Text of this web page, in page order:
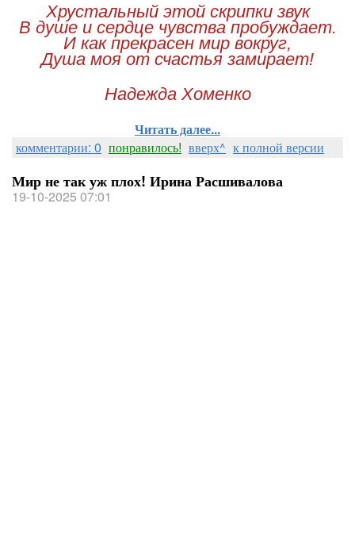
Хрустальный этой скрипки звук
В душе и сердце чувства пробуждает.
И как прекрасен мир вокруг,
Душа моя от счастья замирает!
Надежда Хоменко
Читать далее...
комментарии: 0 понравилось! вверх^ к полной версии
Мир не так уж плох! Ирина Расшивалова
19-10-2025 07:01